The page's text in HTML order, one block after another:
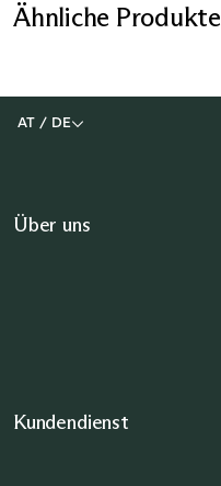
Ähnliche Produkte
AT / DE
Über uns
Kundendienst